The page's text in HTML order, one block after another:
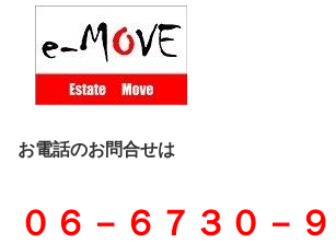
お電話のお問合せは
０６－６７３０－